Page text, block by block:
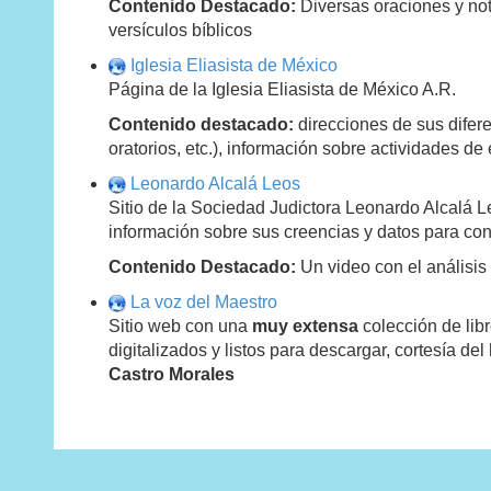
Contenido Destacado: Diversas oraciones y
versículos bíblicos
Iglesia Eliasista de México
Página de la Iglesia Eliasista de México A.R.
Contenido destacado: direcciones de sus
oratorios, etc.), información sobre actividades
Leonardo Alcalá Leos
Sitio de la Sociedad Judictora Leonardo Alcalá
información sobre sus creencias y datos para
Contenido Destacado: Un video con el
La voz del Maestro
Sitio web con una muy extensa colección de
digitalizados y listos para descargar, cortesía del
Castro Morales